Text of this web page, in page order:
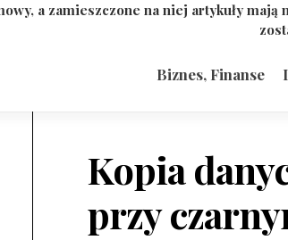
a zamieszczone na niej artykuły
Biznes, Finanse
Kopia
przy